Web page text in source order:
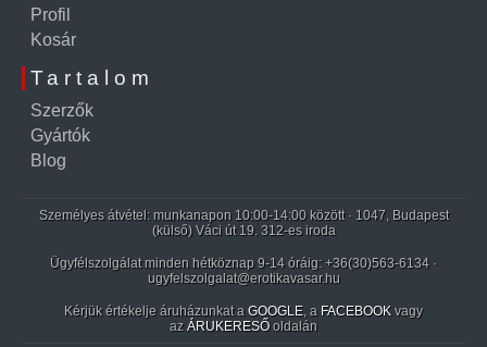
Profil
Kosár
Tartalom
Szerzők
Gyártók
Blog
Személyes átvétel: munkanapon 10:00-14:00 között · 1047, Budapest
(külső) Váci út 19. 312-es iroda
Ügyfélszolgálat minden hétköznap 9-14 óráig: +36(30)563-6134 ·
ugyfelszolgalat@erotikavasar.hu
Kérjük értékelje áruházunkat a GOOGLE, a FACEBOOK vagy
az ÁRUKERESŐ oldalán